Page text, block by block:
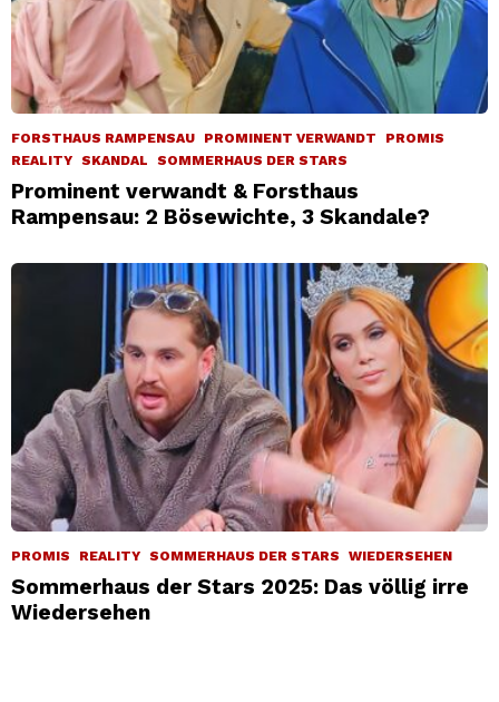
FORSTHAUS RAMPENSAU PROMINENT VERWANDT
PROMIS
REALITY SKANDAL SOMMERHAUS DER STARS
Prominent verwandt & Forsthaus
Rampensau: 2 Bösewichte, 3 Skandale?
PROMIS REALITY SOMMERHAUS DER STARS WIEDERSEHEN
Sommerhaus der Stars 2025: Das völlig irre
Wiedersehen